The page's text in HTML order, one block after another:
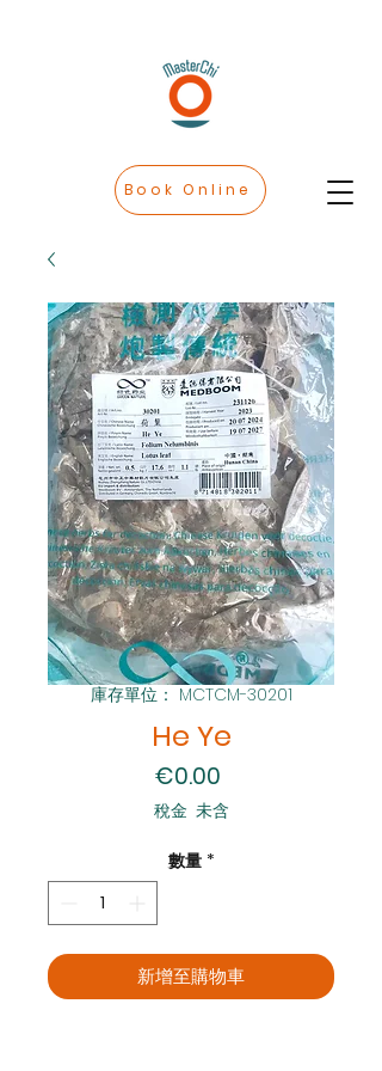
Book Online
庫存單位： MCTCM-30201
He Ye
€0.00
稅金 未含
數量 *
新增至購物車